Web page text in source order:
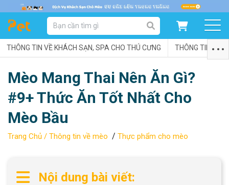
DANH MỤC SẢN PHẨM
SẢN PHẨM DÀNH CHO MÈO SẢN PHẨM DÀNH CHO CHÓ
SẨN PHẨM THEO THƯƠNG HIỆU
THÔNG TIN VỀ KHÁCH SẠN, SPA CHO THÚ CƯNG THÔNG TIN VỀ
Mèo Mang Thai Nên Ăn Gì?
#9+ Thức Ăn Tốt Nhất Cho
Mèo Bầu
Trang Chủ / Thông tin về mèo / Thực phẩm cho mèo
Nội dung bài viết: